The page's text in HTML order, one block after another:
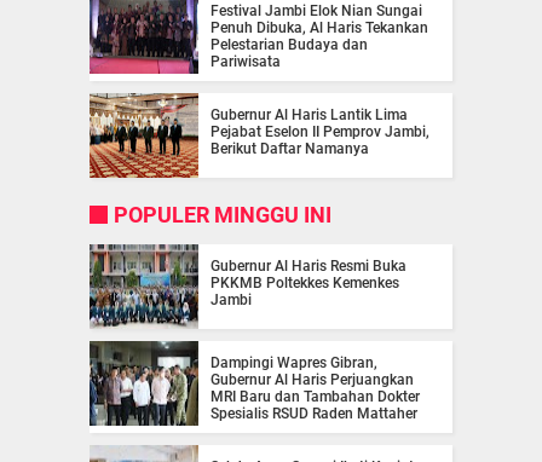
Festival Jambi Elok Nian Sungai
Penuh Dibuka, Al Haris Tekankan
Pelestarian Budaya dan
Pariwisata
Gubernur Al Haris Lantik Lima
Pejabat Eselon II Pemprov Jambi,
Berikut Daftar Namanya
POPULER MINGGU INI
Gubernur Al Haris Resmi Buka
PKKMB Poltekkes Kemenkes
Jambi
Dampingi Wapres Gibran,
Gubernur Al Haris Perjuangkan
MRI Baru dan Tambahan Dokter
Spesialis RSUD Raden Mattaher